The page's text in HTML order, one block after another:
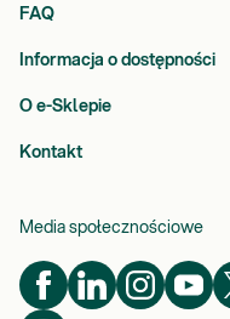
FAQ
Informacja o dostępności
O e-Sklepie
Kontakt
Media społecznościowe